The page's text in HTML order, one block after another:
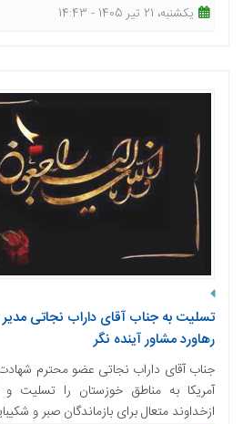
یکشنبه، 21 تیر 1405 - 14:43
تسلیت به جناب آقای داراب نجاتی
رهاورد مشاور آینده نگر
جناب آقای داراب نجاتی عضو محترم
آمریکا به مناطق خوزستان را تسلیت
ازخداوند متعال برای بازماندگان صبر و